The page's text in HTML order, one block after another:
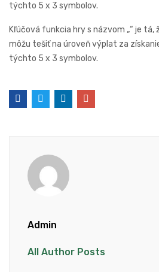
týchto 5 x 3 symbolov.
Kľúčová funkcia hry s názvom „“ je tá,
môžu tešiť na úroveň výplat za
týchto 5 x 3 symbolov.
Admin
All Author Posts